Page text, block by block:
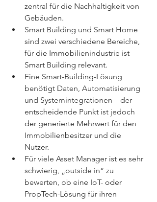
zentral für die Nachhaltigkeit von
Gebäuden.
Smart Building und Smart Home
sind zwei verschiedene Bereiche,
für die Immobilienindustrie ist
Smart Building relevant.
Eine Smart-Building-Lösung
benötigt Daten, Automatisierung
und Systemintegrationen – der
entscheidende Punkt ist jedoch
der generierte Mehrwert für den
Immobilienbesitzer und die
Nutzer.
Für viele Asset Manager ist es sehr
schwierig, „outside in“ zu
bewerten, ob eine IoT- oder
PropTech-Lösung für ihren